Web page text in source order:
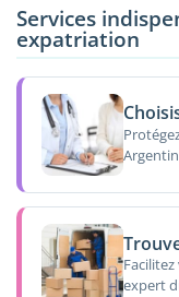
Services
expatriation
expert